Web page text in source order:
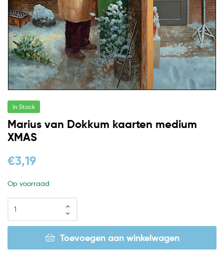
In Stock
Marius van Dokkum kaarten medium
XMAS
€3,19
Op voorraad
Toevoegen aan winkelwagen